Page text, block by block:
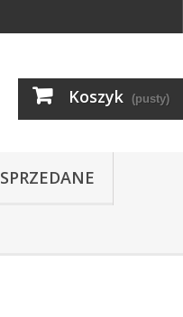
Koszyk (pusty)
SPRZEDANE